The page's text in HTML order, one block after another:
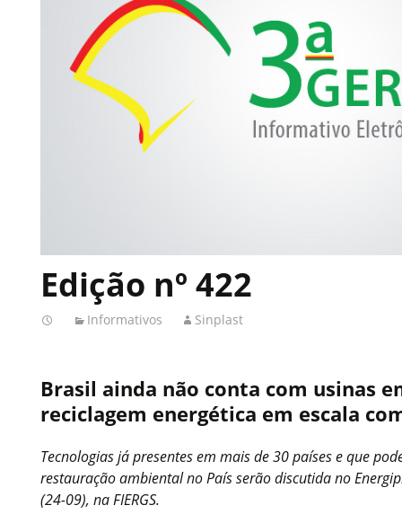
Edição nº 422
Informativos Sinplast
Brasil ainda não conta com usinas
reciclagem energética em escala
Tecnologias já presentes em mais de 30 países e que
restauração ambiental no País serão discutida no
(24-09), na FIERGS.